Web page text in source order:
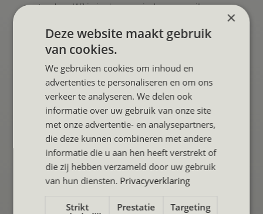
september. Wil je in deze periode een gorilla
trekking doen? Dan is het sterk aan te raden om je
gorilla permit ruim van tevoren te boeken. Een echte
piekdrukte zoals in andere toeristische
bestemmingen is er niet, want massatoerisme blijft
Oeganda gelukkig (nog) bespaard.
regentijdin Oeganda is van maart tot mei.
Onzefavoriete maanden om Oeganda te
bezoekenzijn maart en november. Dit zijn de
overgangsseizoenen tussen het droge en
regenachtige seizoen. Het landschap is prachtig
minder toeristen. Er valt af en toe regen, maar niets
×
Deze website maakt gebruik
van cookies.
We gebruiken cookies om inhoud en
advertenties te personaliseren en om ons
verkeer te analyseren. We delen ook
informatie over uw gebruik van onze site
met onze advertentie- en analysepartners,
die deze kunnen combineren met andere
informatie die u aan hen heeft verstrekt of
die zij hebben verzameld door uw gebruik
van hun diensten. Privacyverklaring
Strikt
Prestatie Targeting